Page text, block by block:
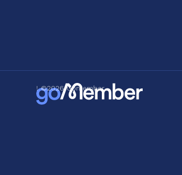
! ©2026Gomember